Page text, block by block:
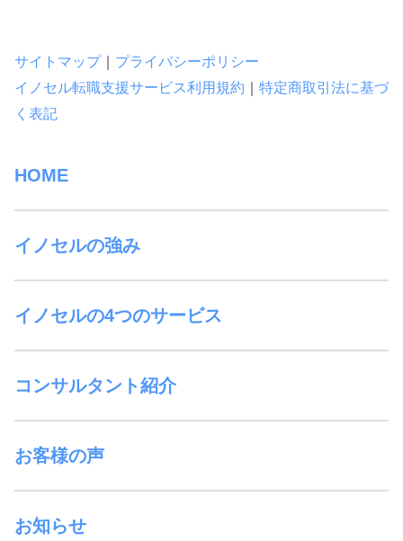
サイトマップ｜ プライバシーポリシー
イノセル転職支援サービス利用規約
特定商取引法に基づ
く表記
HOME
イノセルの強み
イノセルの4つのサービス
コンサルタント紹介
お客様の声
お知らせ